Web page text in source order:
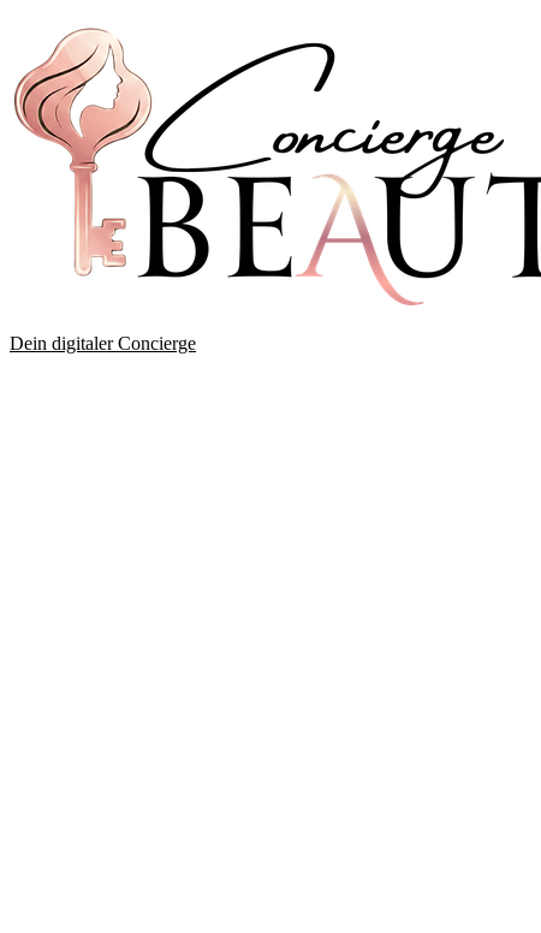
Dein digitaler Concierge